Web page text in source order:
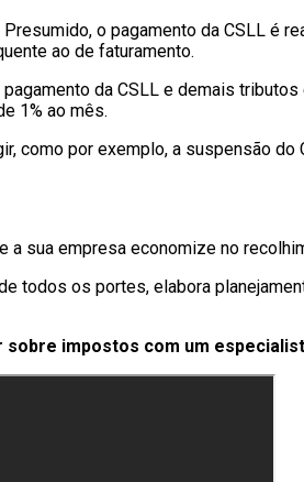
o pagamento da CSLL é
ao de faturamento.
da CSLL e demais
1% ao mês.
por exemplo, a suspensão do
sua empresa economize no
todos os portes, elabora
impostos com um